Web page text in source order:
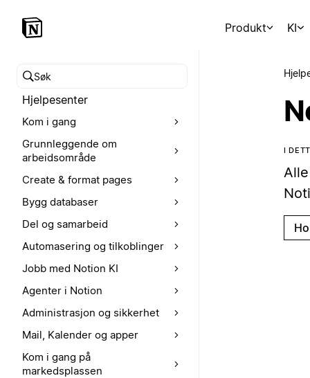
Produkt KI
Søk i hjelpesenteret
Hjelpesenter
Kom i gang
Grunnleggende om
arbeidsområde
Create & format pages
Bygg databaser
Del og samarbeid
Automasering og tilkoblinger
Jobb med Notion KI
Agenter i Notion
Administrasjon og sikkerhet
Mail, Kalender og apper
Kom i gang på
markedsplassen
I